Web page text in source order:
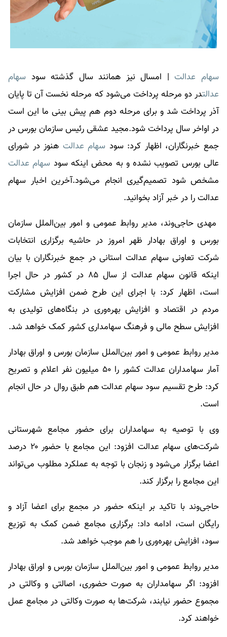
سهام عدالت | امسال نیز همانند سال گذشته سود سهام
عدالتدر دو مرحله پرداخت می‌شود که مرحله نخست آن تا پایان
آذر پرداخت شد و برای مرحله دوم هم پیش بینی ما این است
در اواخر سال پرداخت شود.مجید عشقی رئیس سازمان بورس در
جمع خبرنگاران، اظهار کرد: سود سهام عدالت هنوز در شورای
عالی بورس تصویب نشده و به محض اینکه سود سهام عدالت
مشخص شود تصمیم‌گیری انجام می‌شود.آخرین اخبار سهام
عدالترا در خبر آزاد بخوانید.
مهدی حاجی‌‌وند، مدیر روابط عمومی و امور بین‌الملل سازمان
بورس و اوراق بهادار ظهر امروز در حاشیه برگزاری انتخابات
شرکت تعاونی سهام عدالت استانی در جمع خبرنگاران با بیان
اینکه قانون سهام عدالت از سال ۸۵ در کشور در حال اجرا
است، اظهار کرد: با اجرای این طرح ضمن افزایش مشارکت
مردم در اقتصاد و افزایش بهره‌وری در بنگاه‌های تولیدی به
افزایش سطح مالی و فرهنگ سهامداری کشور کمک خواهد شد.
مدیر روابط عمومی و امور بین‌الملل سازمان بورس و اوراق بهادار
آمار سهامداران عدالت کشور را ۵۰ میلیون نفر اعلام و تصریح
کرد: طرح تقسیم سود سهام عدالت هم طبق روال در حال انجام
است.
وی با توصیه به سهامداران برای حضور مجامع شهرستانی
شرکت‌های سهام عدالت افزود: این مجامع با حضور ۲۰ درصد
اعضا برگزار می‌شود و زنجان با توجه به عملکرد مطلوب می‌تواند
این مجامع را برگزار کند.
حاجی‌وند با تاکید بر اینکه حضور در مجمع برای اعضا آزاد و
رایگان است، ادامه داد: برگزاری مجامع ضمن کمک به توزیع
سود، افزایش بهره‌وری را هم موجب خواهد شد.
مدیر روابط عمومی و امور بین‌الملل سازمان بورس و اوراق بهادار
افزود: اگر سهامداران به صورت حضوری، اصالتی و وکالتی در
مجموع حضور نیابند، شرکت‌ها به صورت وکالتی در مجامع عمل
خواهند کرد.